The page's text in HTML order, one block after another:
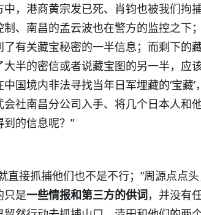
，港商黄宗发已死、肖钧也被我们拘
、南昌的孟云波也在警方的监控之下
有关藏宝秘密的一半信息；而剩下的
半的密信或者说藏宝图的另一半，应
国境内非法寻找当年日军埋藏的‘宝藏’
会社南昌分公司入手、将几个日本人和
的信息呢？”
直接抓捕他们也不是不行；”周源点点
只是一些情报和第三方的供词，并没有